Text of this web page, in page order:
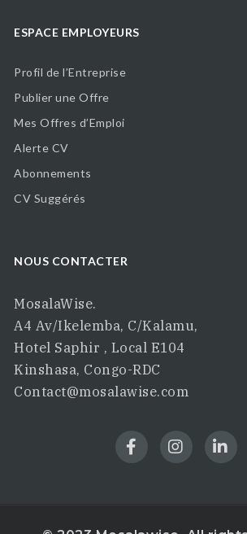
ESPACE EMPLOYEURS
Profil de l’Entreprise
Publier une Offre
Mes Offres d’Emploi
Alerte CV
Abonnements
CV Suggérés
NOUS CONTACTER
MosalaWise.
A4 Av/Ikelemba, C/Kalamu,
Hotel Saphir , Local E104
Kinshasa, Congo-RDC
Contact@mosalawise.com